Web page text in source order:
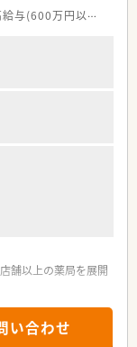
。
係を築いており、積
を誇り、地域に貢
ルを最大限に考慮し
賞与は年2回で約
族手当など大手法
与(600万円以上)
舗以上の薬局を展開
、地元で長く勤務す
い合わせ